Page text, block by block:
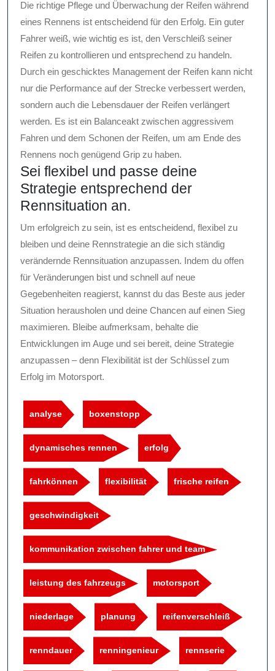
Die richtige Pflege und Überwachung der Reifen während
eines Rennens ist entscheidend für den Erfolg. Ein guter
Fahrer weiß, wie wichtig es ist, den Verschleiß seiner
Reifen zu kontrollieren und entsprechend zu handeln.
Durch ein geschicktes Management der Reifen kann nicht
nur die Performance auf der Strecke verbessert werden,
sondern auch die Lebensdauer der Reifen verlängert
werden. Es ist ein Balanceakt zwischen aggressivem
Fahren und dem Schonen der Reifen, um am Ende des
Rennens noch genügend Grip zu haben.
Sei flexibel und passe deine
Strategie entsprechend der
Rennsituation an.
Um erfolgreich zu sein, ist es entscheidend, flexibel zu
bleiben und deine Rennstrategie an die sich ständig
verändernde Rennsituation anzupassen. Indem du offen
für Veränderungen bist und schnell auf neue
Gegebenheiten reagierst, kannst du das Beste aus jeder
Situation herausholen und deine Chancen auf einen Sieg
maximieren. Bleibe aufmerksam, behalte die
Entwicklungen im Auge und sei bereit, deine Strategie
anzupassen – denn Flexibilität ist der Schlüssel zum
Erfolg im Motorsport.
analyse boxenstopp
dynamisches rennen erfolg
fahrkönnen flexibilität frische reifen
geschwindigkeit
kommunikation zwischen fahrer und team
leistung des fahrzeugs motorsport
niederlage planung reifenverschleiß
renndauer renningenieur rennserie